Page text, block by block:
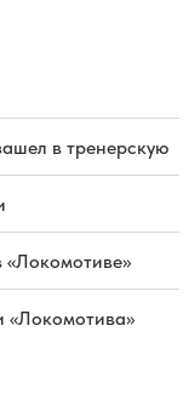
в тренерскую
«Локомотива»